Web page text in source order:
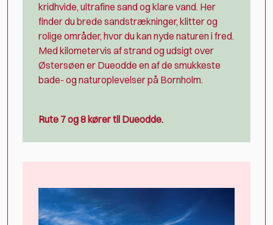
kridhvide, ultrafine sand og klare vand. Her
finder du brede sandstrækninger, klitter og
rolige områder, hvor du kan nyde naturen i fred.
Med kilometervis af strand og udsigt over
Østersøen er Dueodde en af de smukkeste
bade- og naturoplevelser på Bornholm.
Rute 7 og 8 kører til Dueodde.